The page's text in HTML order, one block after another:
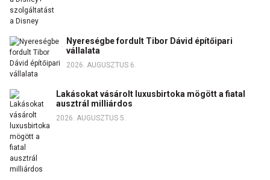
Nyereségbe fordult Tibor Dávid építőipari
vállalata
2026. AUGUSZTUS 6.
Lakásokat vásárolt luxusbirtoka mögött a fiatal
ausztrál milliárdos
2026. AUGUSZTUS 5.